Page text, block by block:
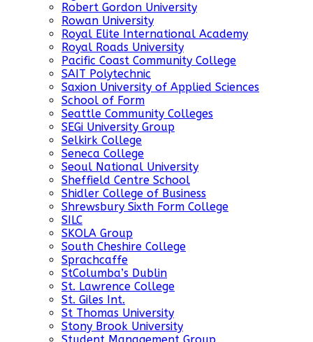
Robert Gordon University
Rowan University
Royal Elite International Academy
Royal Roads University
Pacific Coast Community College
SAIT Polytechnic
Saxion University of Applied Sciences
School of Form
Seattle Community Colleges
SEGi University Group
Selkirk College
Seneca College
Seoul National University
Sheffield Centre School
Shidler College of Business
Shrewsbury Sixth Form College
SILC
SKOLA Group
South Cheshire College
Sprachcaffe
StColumba’s Dublin
St. Lawrence College
St. Giles Int.
St Thomas University
Stony Brook University